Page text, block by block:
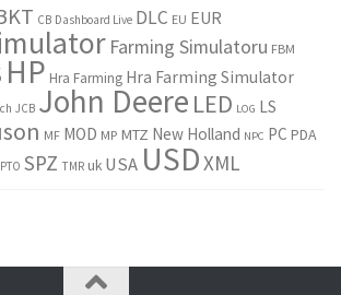
CB Dashboard Live DLC EU EUR
Farming Simulatoru FBM
HP Hra Farming Hra Farming Simulator
JCB John Deere LED LOG LS
MF MOD MP MTZ New Holland NPC PC PDA
PTO SPZ TMR uk USA USDXML